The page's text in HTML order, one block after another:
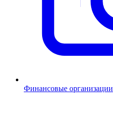
Финансовые организации